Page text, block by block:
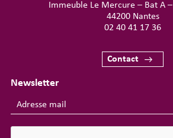
Immeuble Le Mercure – Bat A
44200 Nantes
02 40 41 17 36
Contact
Newsletter